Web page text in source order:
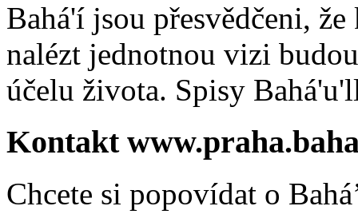
Bahá'í jsou přesvědčeni,
nalézt jednotnou vizi
účelu života. Spisy
Kontakt
Chcete si popovídat o